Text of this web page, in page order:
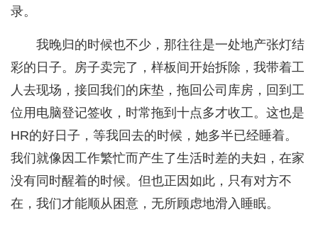
录。
我晚归的时候也不少，那往往是一处地产张灯结
彩的日子。房子卖完了，样板间开始拆除，我带着工
人去现场，接回我们的床垫，拖回公司库房，回到工
位用电脑登记签收，时常拖到十点多才收工。这也是
HR的好日子，等我回去的时候，她多半已经睡着。
我们就像因工作繁忙而产生了生活时差的夫妇，在家
没有同时醒着的时候。但也正因如此，只有对方不
在，我们才能顺从困意，无所顾虑地滑入睡眠。